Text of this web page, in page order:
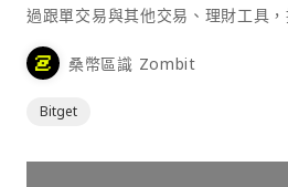
過跟單交易與其他交易、理財工具
桑幣區識 Zombit
Bitget